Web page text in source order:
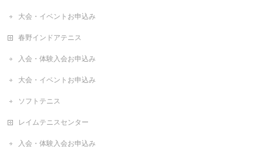
大会・イベントお申込み
春野インドアテニス
入会・体験入会お申込み
大会・イベントお申込み
ソフトテニス
レイムテニスセンター
入会・体験入会お申込み